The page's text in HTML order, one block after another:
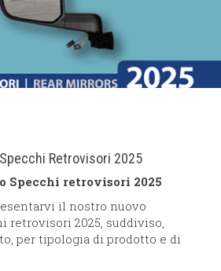
Retrovisori 2025
Specchi retrovisori 2025
il nostro nuovo
retrovisori 2025, suddiviso,
per tipologia di prodotto e di